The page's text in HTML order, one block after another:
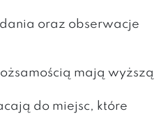
oraz obserwacje
mają wyższą
do miejsc, które